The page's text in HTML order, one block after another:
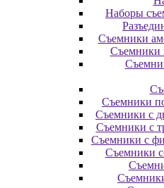
Наборы
Съемники
Съемники
Съемники
Съемники с
Съемники с
Съемники с
Съемники